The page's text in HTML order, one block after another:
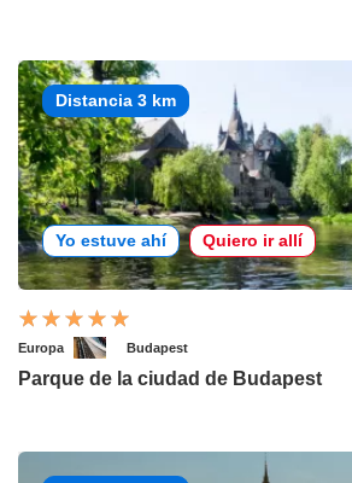
Distancia 3 km
Yo estuve ahí Quiero ir allí
Europa Budapest
Parque de la ciudad de Budapest